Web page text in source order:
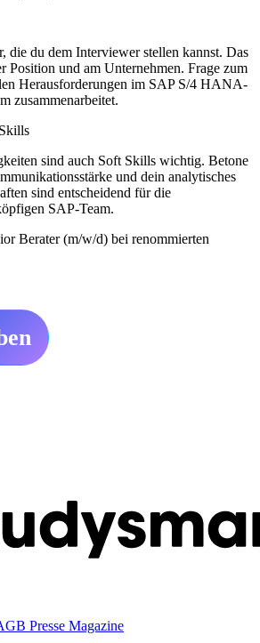
die du dem Interviewer stellen kannst. Das
Position und am Unternehmen. Frage zum
Herausforderungen im SAP S/4 HANA-
zusammenarbeitet.
sind auch Soft Skills wichtig. Betone
und dein analytisches
sind entscheidend für die
SAP-Team.
Berater (m/w/d) bei renommierten
Presse Magazine